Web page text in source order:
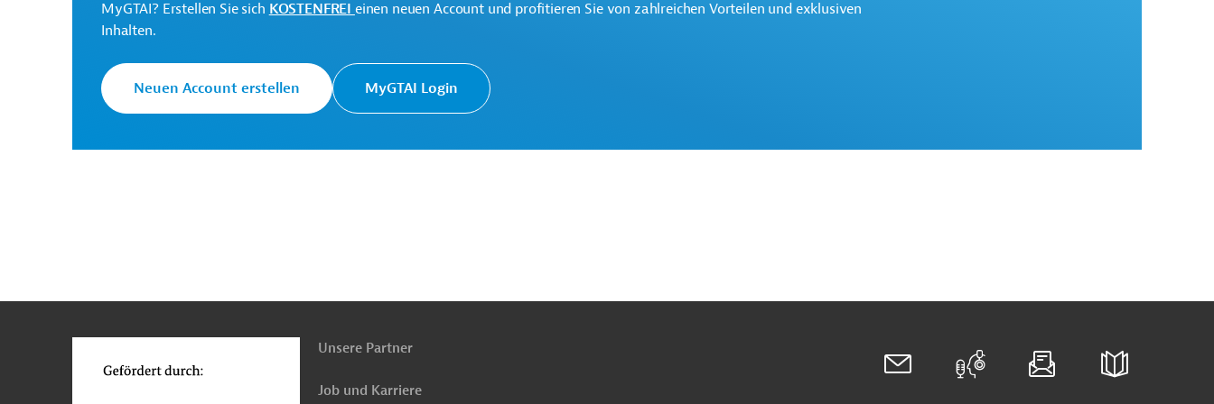
Narodowe Centrum
MyGTAI? Erstellen Sie sich KOSTENFREI einen neuen Account und profitieren Sie von zahlreichen Vorteilen und exklusiven
Inhalten.
Neuen Account erstellen MyGTAI Login
oben
Unsere Partner
Job und Karriere